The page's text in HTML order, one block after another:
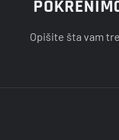
Opišite šta vam